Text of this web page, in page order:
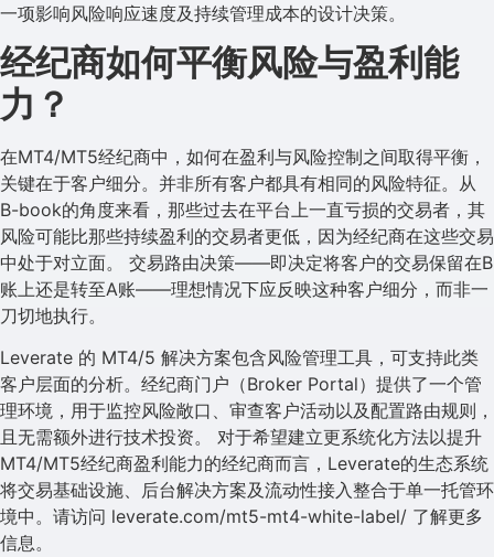
一项影响风险响应速度及持续管理成本的设计决策。
经纪商如何平衡风险与盈利能
力？
在MT4/MT5经纪商中，如何在盈利与风险控制之间取得平衡，
关键在于客户细分。并非所有客户都具有相同的风险特征。从
B-book的角度来看，那些过去在平台上一直亏损的交易者，其
风险可能比那些持续盈利的交易者更低，因为经纪商在这些交易
中处于对立面。 交易路由决策——即决定将客户的交易保留在B
账上还是转至A账——理想情况下应反映这种客户细分，而非一
刀切地执行。
Leverate 的 MT4/5 解决方案包含风险管理工具，可支持此类
客户层面的分析。经纪商门户（Broker Portal）提供了一个管
理环境，用于监控风险敞口、审查客户活动以及配置路由规则，
且无需额外进行技术投资。 对于希望建立更系统化方法以提升
MT4/MT5经纪商盈利能力的经纪商而言，Leverate的生态系统
将交易基础设施、后台解决方案及流动性接入整合于单一托管环
境中。请访问 leverate.com/mt5-mt4-white-label/ 了解更多
信息。